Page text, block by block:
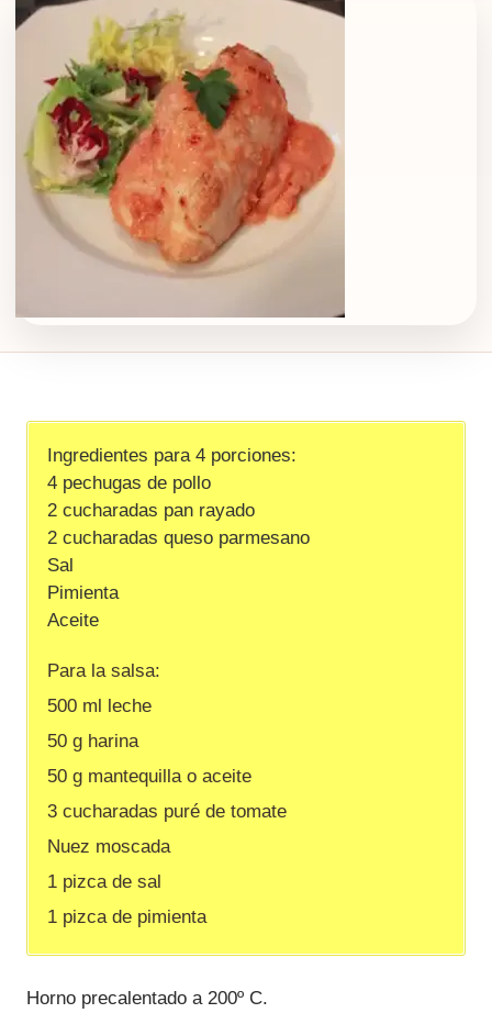
Ingredientes para 4 porciones:
4 pechugas de pollo
2 cucharadas pan rayado
2 cucharadas queso parmesano
Sal
Pimienta
Aceite
Para la salsa:
500 ml leche
50 g harina
50 g mantequilla o aceite
3 cucharadas puré de tomate
Nuez moscada
1 pizca de sal
1 pizca de pimienta
Horno precalentado a 200º C.